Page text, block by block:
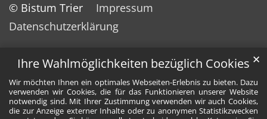
Ihre Wahlmöglichkeiten bezüglich Cookies
Wir möchten Ihnen ein optimales Webseiten-Erlebnis zu bieten. Dazu
verwenden wir Cookies, die für das Funktionieren unserer Website
notwendig sind. Mit Ihrer Zustimmung verwenden wir auch Cookies,
die zur Anzeige externer Inhalte oder zu anonymen Statistikzwecken
✕
© Bistum Trier
Impressum
Datenschutzerklärung